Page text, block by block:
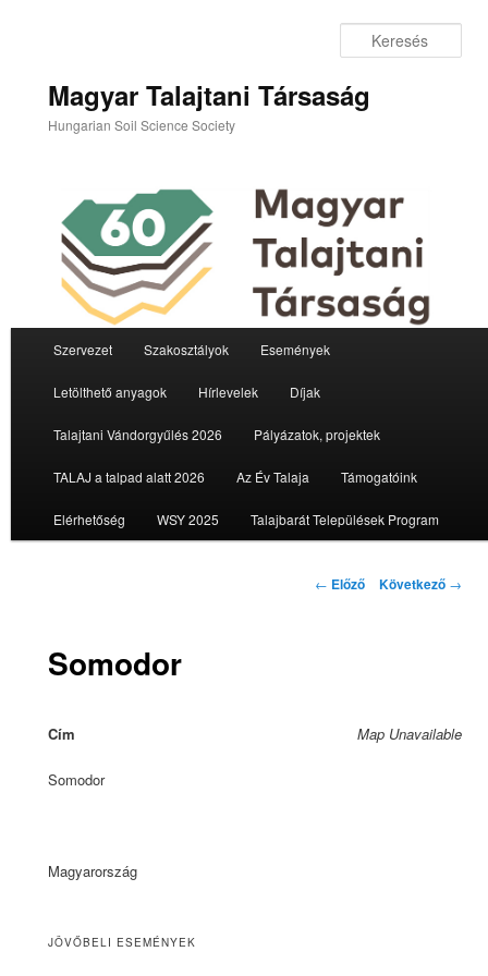
Magyar Talajtani Társaság
Hungarian Soil Science Society
Szervezet Szakosztályok Események
Letölthető anyagok Hírlevelek Díjak
Talajtani Vándorgyűlés 2026 Pályázatok, projektek
TALAJ a talpad alatt 2026 Az Év Talaja Támogatóink
Elérhetőség WSY 2025 Talajbarát Települések Program
Bejegyzés
← Előző Következő →
Somodor
Map Unavailable
Cím
Somodor
Magyarország
JÖVŐBELI ESEMÉNYEK